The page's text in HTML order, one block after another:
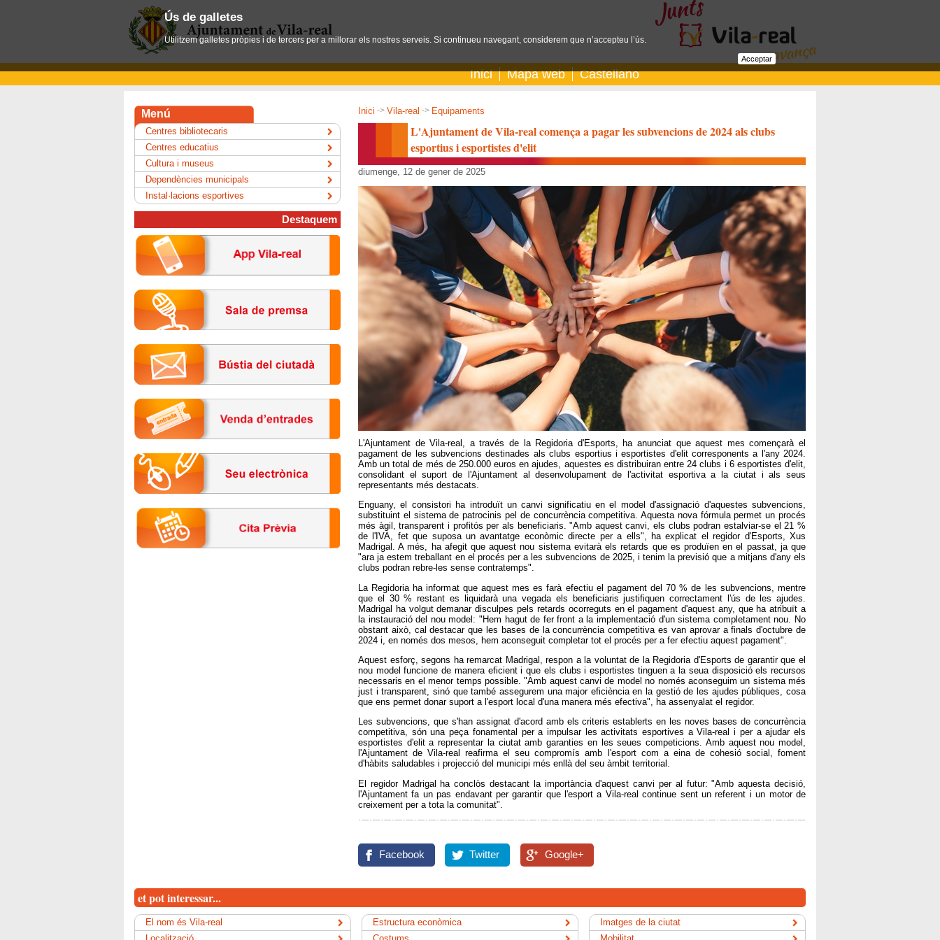
Inici Mapa web Castellano
Inici -> Vila-real -> Equipaments
L'Ajuntament de Vila-real comença a pagar les subvencions de 2024 als clubs
esportius i esportistes d'elit
diumenge, 12 de gener de 2025
L'Ajuntament de Vila-real, a través de la Regidoria d'Esports, ha anunciat que aquest mes començarà el
pagament de les subvencions destinades als clubs esportius i esportistes d'elit corresponents a l'any 2024.
Amb un total de més de 250.000 euros en ajudes, aquestes es distribuiran entre 24 clubs i 6 esportistes d'elit,
consolidant el suport de l'Ajuntament al desenvolupament de l'activitat esportiva a la ciutat i als seus
representants més destacats.
Enguany, el consistori ha introduït un canvi significatiu en el model d'assignació d'aquestes subvencions,
substituint el sistema de patrocinis pel de concurrència competitiva. Aquesta nova fórmula permet un procés
més àgil, transparent i profitós per als beneficiaris. "Amb aquest canvi, els clubs podran estalviar-se el 21 %
de l'IVA, fet que suposa un avantatge econòmic directe per a ells", ha explicat el regidor d'Esports, Xus
Madrigal. A més, ha afegit que aquest nou sistema evitarà els retards que es produïen en el passat, ja que
"ara ja estem treballant en el procés per a les subvencions de 2025, i tenim la previsió que a mitjans d'any els
clubs podran rebre-les sense contratemps".
La Regidoria ha informat que aquest mes es farà efectiu el pagament del 70 % de les subvencions, mentre
que el 30 % restant es liquidarà una vegada els beneficiaris justifiquen correctament l'ús de les ajudes.
Madrigal ha volgut demanar disculpes pels retards ocorreguts en el pagament d'aquest any, que ha atribuït a
la instauració del nou model: "Hem hagut de fer front a la implementació d'un sistema completament nou. No
obstant això, cal destacar que les bases de la concurrència competitiva es van aprovar a finals d'octubre de
2024 i, en només dos mesos, hem aconseguit completar tot el procés per a fer efectiu aquest pagament".
Aquest esforç, segons ha remarcat Madrigal, respon a la voluntat de la Regidoria d'Esports de garantir que el
nou model funcione de manera eficient i que els clubs i esportistes tinguen a la seua disposició els recursos
necessaris en el menor temps possible. "Amb aquest canvi de model no només aconseguim un sistema més
just i transparent, sinó que també assegurem una major eficiència en la gestió de les ajudes públiques, cosa
que ens permet donar suport a l'esport local d'una manera més efectiva", ha assenyalat el regidor.
Les subvencions, que s'han assignat d'acord amb els criteris establerts en les noves bases de concurrència
competitiva, són una peça fonamental per a impulsar les activitats esportives a Vila-real i per a ajudar els
esportistes d'elit a representar la ciutat amb garanties en les seues competicions. Amb aquest nou model,
l'Ajuntament de Vila-real reafirma el seu compromís amb l'esport com a eina de cohesió social, foment
d'hàbits saludables i projecció del municipi més enllà del seu àmbit territorial.
El regidor Madrigal ha conclòs destacant la importància d'aquest canvi per al futur: "Amb aquesta decisió,
l'Ajuntament fa un pas endavant per garantir que l'esport a Vila-real continue sent un referent i un motor de
creixement per a tota la comunitat".
Facebook Twitter Google+
Menú
Centres bibliotecaris
Centres educatius
Cultura i museus
Dependències municipals
Instal·lacions esportives
Destaquem
et pot interessar...
El nom és Vila-real
Estructura econòmica
Imatges de la ciutat
Ús de galletes
Utilitzem galletes pròpies i de tercers per a millorar els nostres serveis. Si continueu navegant, considerem que n’accepteu l’ús.
Acceptar